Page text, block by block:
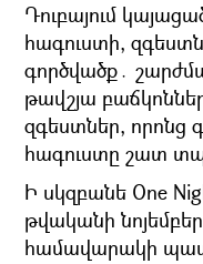
Դուբայում
հագուստի,
գործվածք․
թավշյա
զգեստներ, որոնց
հագուստը շատ
Ի սկզբանե One
թվականի
համավարակի